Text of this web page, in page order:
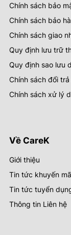
Chính sách bảo
Chính sách bảo
Chính sách giao
Quy định lưu trữ
Quy định sao lưu
Chính sách đổi
Chính sách xử lý
Về CareK
Giới thiệu
Tin tức khuyến
Tin tức tuyển
Thông tin Liên hệ